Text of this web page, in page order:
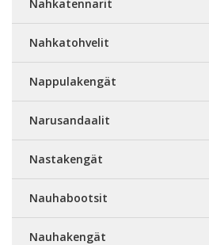
Nahkatennarit
Nahkatohvelit
Nappulakengät
Narusandaalit
Nastakengät
Nauhabootsit
Nauhakengät